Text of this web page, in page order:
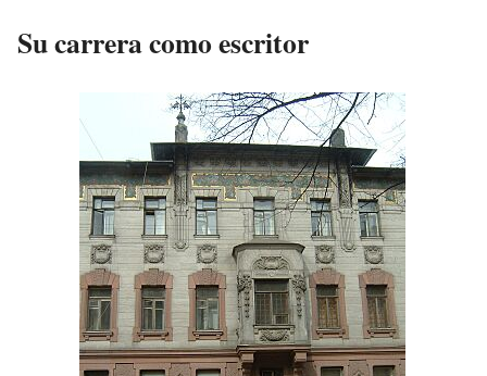
Su carrera como escritor